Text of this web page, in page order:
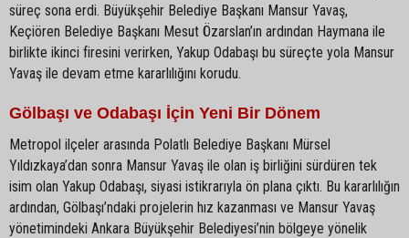
süreç sona erdi. Büyükşehir Belediye Başkanı Mansur Yavaş,
Keçiören Belediye Başkanı Mesut Özarslan’ın ardından Haymana ile
birlikte ikinci firesini verirken, Yakup Odabaşı bu süreçte yola Mansur
Yavaş ile devam etme kararlılığını korudu.
Gölbaşı ve Odabaşı İçin Yeni Bir Dönem
Metropol ilçeler arasında Polatlı Belediye Başkanı Mürsel
Yıldızkaya’dan sonra Mansur Yavaş ile olan iş birliğini sürdüren tek
isim olan Yakup Odabaşı, siyasi istikrarıyla ön plana çıktı. Bu kararlılığın
ardından, Gölbaşı’ndaki projelerin hız kazanması ve Mansur Yavaş
yönetimindeki Ankara Büyükşehir Belediyesi’nin bölgeye yönelik